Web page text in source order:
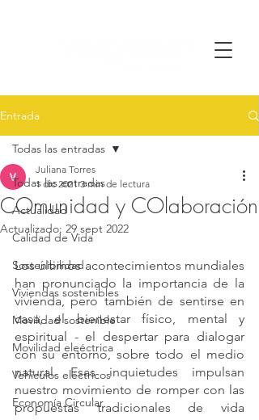
Entrada
Todas las entradas
Actualidad
Calidad de Vida
Sostenibilidad
Viviendas sostenibles
Movilidad sostenible
Movilidad eleéctrica
Vehículos eléctricos
Economía Circular
Todas las entradas
COmunidad y COlaboración
Juliana Torres
1 dic 2021 3 min de lectura
Actualizado: 29 sept 2022
Los últimos acontecimientos mundiales
han pronunciado la importancia de la
vivienda, pero también de sentirse en
casa, el bienestar físico, mental y
espiritual - el despertar para dialogar
con su entorno, sobre todo el medio
natural. Esas inquietudes impulsan
nuestro movimiento de romper con las
propuestas tradicionales de vida